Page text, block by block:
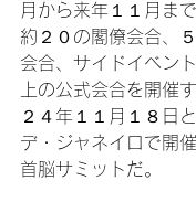
月から来年１１月ま
約２０の閣僚会合、
会合、サイドイベン
上の公式会合を開催
２４年１１月１８日
デ・ジャネイロで開
首脳サミットだ。